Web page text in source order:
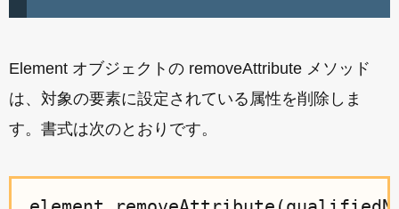
Element オブジェクトの removeAttribute メソッド
は、対象の要素に設定されている属性を削除しま
す。書式は次のとおりです。